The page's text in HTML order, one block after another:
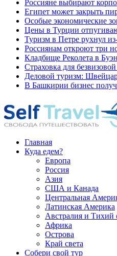
Россияне выбирают
Египет может закрыть
Особые экономические
Цены в Турции
Туризм в Петре рухнул
Россиянам откроют три
Кладбище Реколета в
Страховка для
Деловой туризм:
В Башкирии бизнес
Главная
Куда едем?
Европа
Россия
Азия
США и Канада
Центральная
Латинская Америка
Австралия и Тихий
Африка
Острова
Край света
Собери свой тур